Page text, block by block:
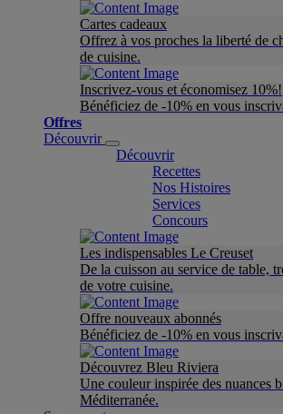
Cartes cadeaux
Offrez à vos proches la liberté de
de cuisine.
Inscrivez-vous et économisez 10%!
Bénéficiez de -10% en vous
Offres
Découvrir
Découvrir
Recettes
Nos Histoires
Services
Concours
Les indispensables Le Creuset
De la cuisson au service de table,
de votre cuisine.
Offre nouveaux abonnés
Bénéficiez de -10% en vous
Découvrez Bleu Riviera
Une couleur inspirée des nuances
Méditerranée.